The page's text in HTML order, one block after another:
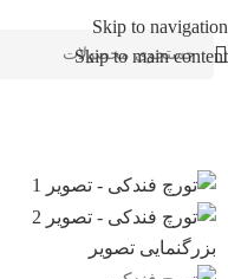
Skip to navigation
Skip to main content
بزرگنمایی تصویر